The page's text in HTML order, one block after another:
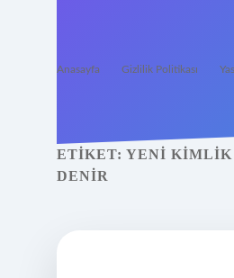
Anasayfa Gizlilik Politikası
ETIKET: YENI KIMLIK
DENIR